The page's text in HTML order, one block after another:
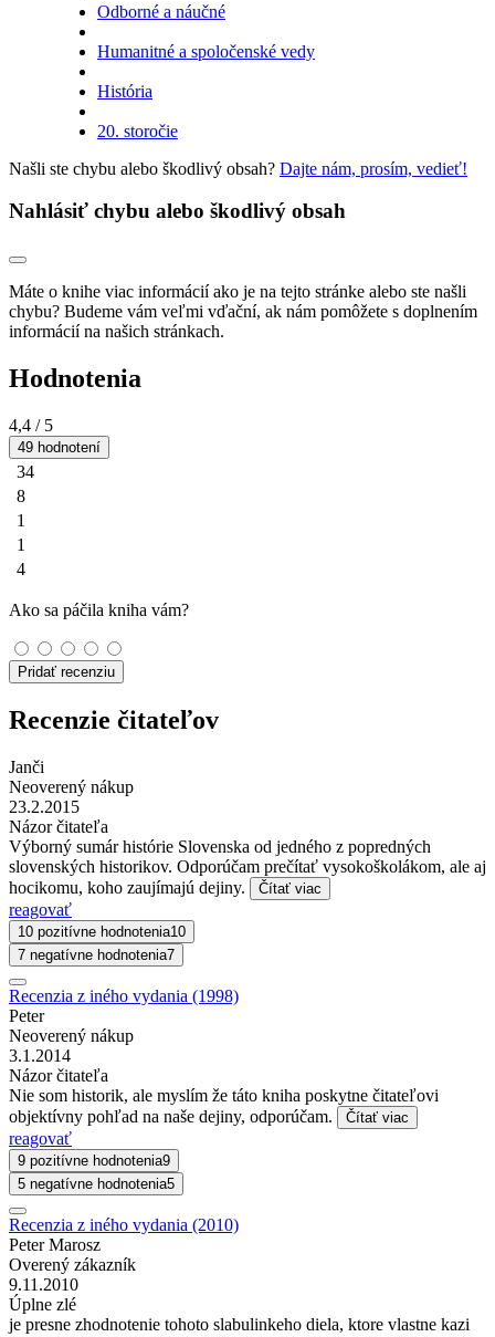
Odborné a náučné
Humanitné a spoločenské vedy
História
20. storočie
Našli ste chybu alebo škodlivý obsah? Dajte nám, prosím, vedieť!
Nahlásiť chybu alebo škodlivý obsah
Máte o knihe viac informácií ako je na tejto stránke alebo ste našli
chybu? Budeme vám veľmi vďační, ak nám pomôžete s doplnením
informácií na našich stránkach.
Hodnotenia
4,4 / 5
49 hodnotení
34
8
1
1
4
Ako sa páčila kniha vám?
Pridať recenziu
Recenzie čitateľov
Janči
Neoverený nákup
23.2.2015
Názor čitateľa
Výborný sumár histórie Slovenska od jedného z popredných
slovenských historikov. Odporúčam prečítať vysokoškolákom, ale aj
hocikomu, koho zaujímajú dejiny.
Čítať viac
reagovať
10 pozitívne hodnotenia10
7 negatívne hodnotenia7
Recenzia z iného vydania (1998)
Peter
Neoverený nákup
3.1.2014
Názor čitateľa
Nie som historik, ale myslím že táto kniha poskytne čitateľovi
objektívny pohľad na naše dejiny, odporúčam.
Čítať viac
reagovať
9 pozitívne hodnotenia9
5 negatívne hodnotenia5
Recenzia z iného vydania (2010)
Peter Marosz
Overený zákazník
9.11.2010
Úplne zlé
je presne zhodnotenie tohoto slabulinkeho diela, ktore vlastne kazi